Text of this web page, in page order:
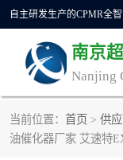
南京
当前位置： 首页 > 供
油催化器厂家 艾速特
CPMR